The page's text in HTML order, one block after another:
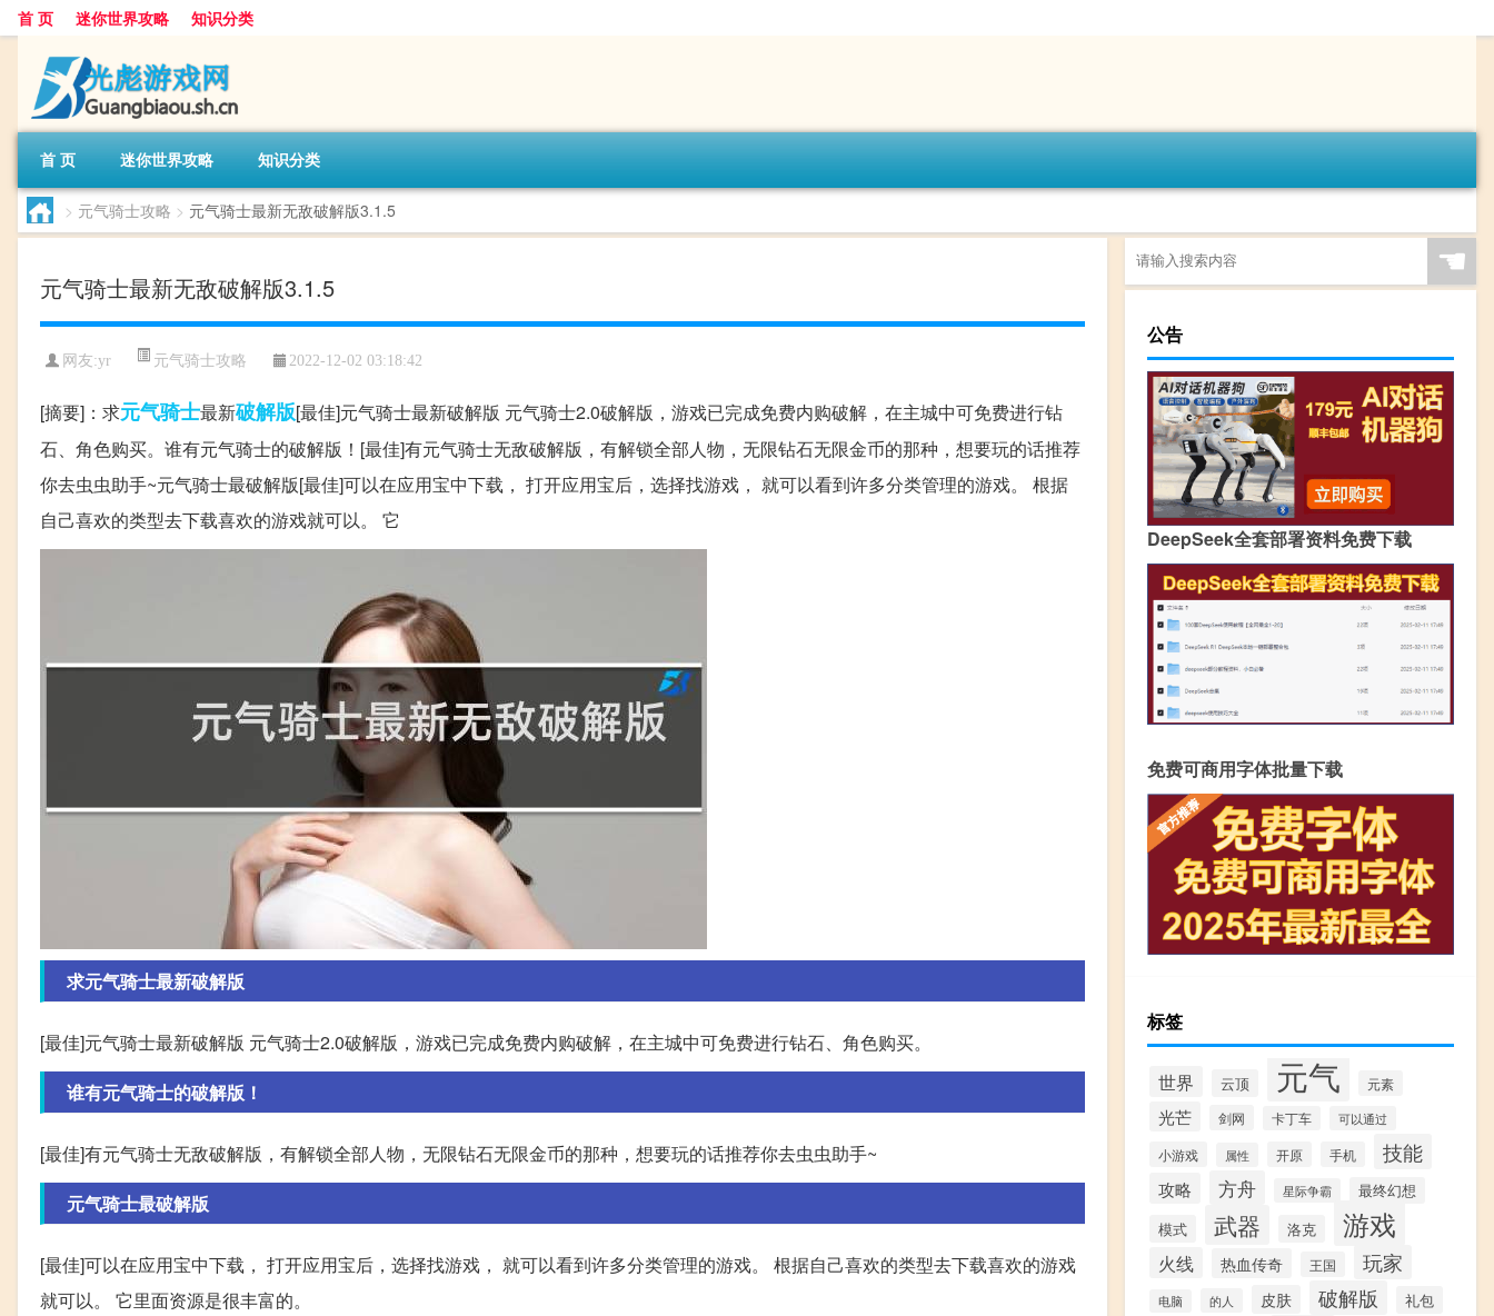
首 页 迷你世界攻略 知识分类
首 页 迷你世界攻略 知识分类
> 元气骑士攻略 > 元气骑士最新无敌破解版3.1.5
元气骑士最新无敌破解版3.1.5
网友:yr 元气骑士攻略 2022-12-02 03:18:42
[摘要]：求元气骑士最新破解版[最佳]元气骑士最新破解版 元气骑士2.0破解版，游戏已完成免费内购破解，在主城中可免费进行钻
石、角色购买。谁有元气骑士的破解版！[最佳]有元气骑士无敌破解版，有解锁全部人物，无限钻石无限金币的那种，想要玩的话推荐
你去虫虫助手~元气骑士最破解版[最佳]可以在应用宝中下载， 打开应用宝后，选择找游戏， 就可以看到许多分类管理的游戏。 根据
自己喜欢的类型去下载喜欢的游戏就可以。 它
求元气骑士最新破解版
[最佳]元气骑士最新破解版 元气骑士2.0破解版，游戏已完成免费内购破解，在主城中可免费进行钻石、角色购买。
谁有元气骑士的破解版！
[最佳]有元气骑士无敌破解版，有解锁全部人物，无限钻石无限金币的那种，想要玩的话推荐你去虫虫助手~
元气骑士最破解版
[最佳]可以在应用宝中下载， 打开应用宝后，选择找游戏， 就可以看到许多分类管理的游戏。 根据自己喜欢的类型去下载喜欢的游戏
就可以。 它里面资源是很丰富的。
☚
公告
DeepSeek全套部署资料免费下载
免费可商用字体批量下载
标签
世界 云顶 元气 元素
光芒 剑网 卡丁车 可以通过
小游戏 属性 开原 手机 技能
攻略 方舟 星际争霸 最终幻想
模式 武器 洛克 游戏
火线 热血传奇 王国 玩家
电脑 的人 皮肤 破解版 礼包